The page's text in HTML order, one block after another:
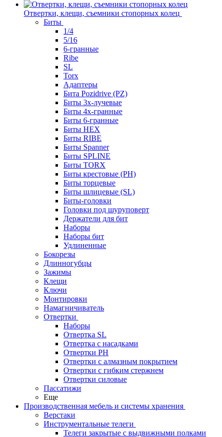
Отвертки, клещи, съемники стопорных колец
Биты
1/4
5/16
6-гранные
Ribe
SL
Torx
Адаптеры
Бита Pozidrive (PZ)
Биты 3х-лучевые
Биты 4х-гранные
Биты 6-гранные
Биты HEX
Биты RIBE
Биты Spanner
Биты SPLINE
Биты TORX
Биты крестовые (PH)
Биты торцевые
Биты шлицевые (SL)
Биты-головки
Головки под шуруповерт
Держатели для бит
Наборы
Наборы бит
Удлиненные
Бокорезы
Длинногубцы
Зажимы
Клещи
Ключи
Монтировки
Намагничиватель
Отвертки
Наборы
Отвертка SL
Отвертка с насадками
Отвертки PH
Отвертки с алмазным покрытием
Отвертки с гибким стержнем
Отвертки силовые
Пассатижи
Еще
Производственная мебель и системы хранения
Верстаки
Инструментальные телеги
Телеги закрытые с выдвижными полками